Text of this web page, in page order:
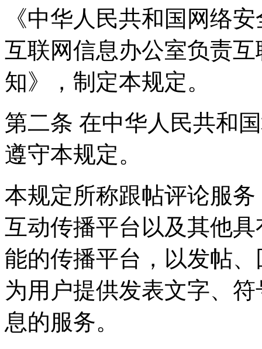
《中华人民共和国网络
互联网信息办公室负责
知》，制定本规定。
第二条 在中华人民共和
遵守本规定。
本规定所称跟帖评论服
互动传播平台以及其他
能的传播平台，以发帖
为用户提供发表文字、
息的服务。